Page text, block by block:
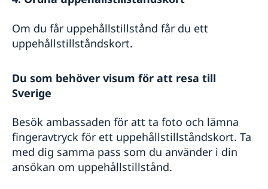
Om du får uppehållstillstånd får du ett
uppehållstillståndskort.
Du som behöver visum för att resa till
Sverige
Besök ambassaden för att ta foto och lämna
fingeravtryck för ett uppehållstillståndskort. Ta
med dig samma pass som du använder i din
ansökan om uppehållstillstånd.